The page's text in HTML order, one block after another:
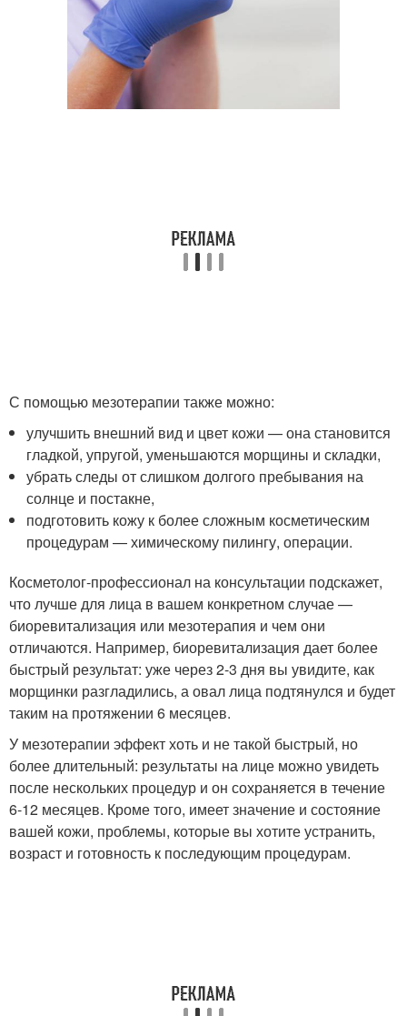
С помощью мезотерапии также можно:
улучшить внешний вид и цвет кожи — она становится
гладкой, упругой, уменьшаются морщины и складки,
убрать следы от слишком долгого пребывания на
солнце и постакне,
подготовить кожу к более сложным косметическим
процедурам — химическому пилингу, операции.
Косметолог-профессионал на консультации подскажет,
что лучше для лица в вашем конкретном случае —
биоревитализация или мезотерапия и чем они
отличаются. Например, биоревитализация дает более
быстрый результат: уже через 2-3 дня вы увидите, как
морщинки разгладились, а овал лица подтянулся и будет
таким на протяжении 6 месяцев.
У мезотерапии эффект хоть и не такой быстрый, но
более длительный: результаты на лице можно увидеть
после нескольких процедур и он сохраняется в течение
6-12 месяцев. Кроме того, имеет значение и состояние
вашей кожи, проблемы, которые вы хотите устранить,
возраст и готовность к последующим процедурам.